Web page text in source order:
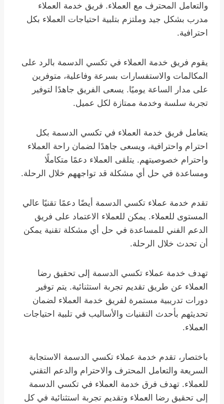
والتعامل المحترف مع العملاء. فريق خدمة العملاء
مدرب بشكل جيد وملتزم بتلبية احتياجات العملاء بكل
احترافية.
يقوم فريق خدمة العملاء في تكسي الدسمة بالرد على
المكالمات والاستفسارات بسرعة وفاعلية، متوفرين
على مدار الساعة يوميًا. يسعى الفريق جاهدًا لتوفير
تجربة سلسة وخدمة ممتازة لكل عميل.
يتعامل فريق خدمة العملاء في تكسي الدسمة بكل
احترام واحترافية، ويسعى جاهدًا لضمان راحة العملاء
واحترام خصوصيتهم. يتلقى العملاء دعمًا متكاملًا
ومساعدة في حل أي مشكلة قد تواجههم خلال الرحلة.
تقدم خدمة عملاء تكسي الدسمة أيضًا دعمًا تقنيًا عالي
المستوى للعملاء. يمكن للعملاء الاعتماد على فريق
الدعم الفني للمساعدة في حل أي مشكلة تقنية يمكن
أن تحدث خلال الرحلة.
تهدف خدمة عملاء تكسي الدسمة إلى تحقيق رضا
العملاء عن طريق تقديم تجربة استثنائية. يتم توفير
دورات تدريبية مستمرة لفريق خدمة العملاء لضمان
تحديثهم بأحدث التقنيات والأساليب في تلبية احتياجات
العملاء.
باختصار، تقدم خدمة عملاء تكسي الدسمة الاستجابة
السريعة والتعامل المحترف والاحترام والدعم التقني
للعملاء. تهدف فرق خدمة العملاء في تكسي الدسمة
إلى تحقيق رضا العملاء وتقديم تجربة استثنائية في كل